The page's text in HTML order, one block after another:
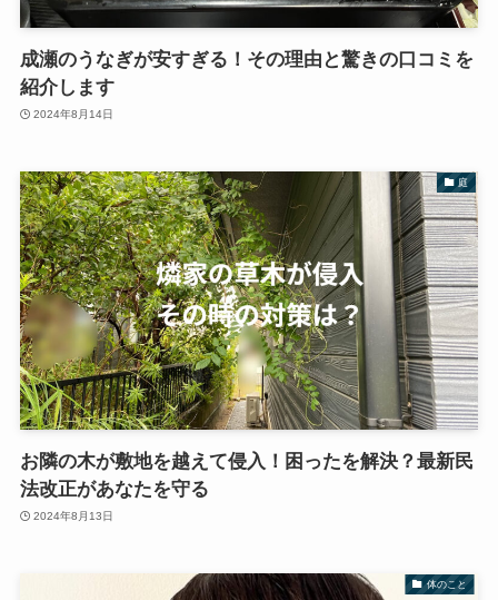
成瀬のうなぎが安すぎる！その理由と驚きの口コミを
紹介します
2024年8月14日
庭
お隣の木が敷地を越えて侵入！困ったを解決？最新民
法改正があなたを守る
2024年8月13日
体のこと